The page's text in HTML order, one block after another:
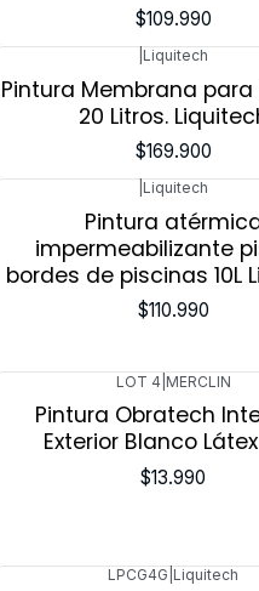
$109.990
Liquitech
Pintura Membrana para
20 Litros.
$169.900
Liquitech
Pintura
impermeabilizante
bordes de piscinas 10L
$110.990
LOT 4 MERCLIN
Pintura Obratech
Exterior Blanco
$13.990
LPCG4G Liquitech